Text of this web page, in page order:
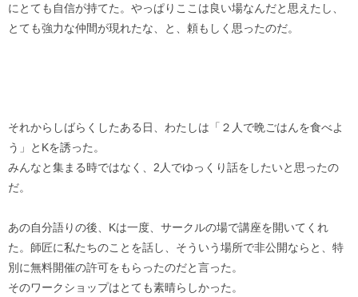
にとても自信が持てた。やっぱりここは良い場なんだと思えたし、
とても強力な仲間が現れたな、と、頼もしく思ったのだ。
それからしばらくしたある日、わたしは「２人で晩ごはんを食べよ
う」とKを誘った。
みんなと集まる時ではなく、2人でゆっくり話をしたいと思ったの
だ。
あの自分語りの後、Kは一度、サークルの場で講座を開いてくれ
た。師匠に私たちのことを話し、そういう場所で非公開ならと、特
別に無料開催の許可をもらったのだと言った。
そのワークショップはとても素晴らしかった。